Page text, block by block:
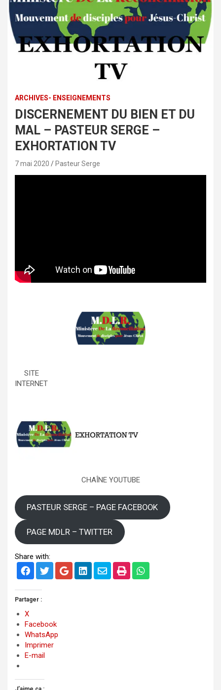
ARCHIVES- ENSEIGNEMENTS
DISCERNEMENT DU BIEN ET DU
MAL – PASTEUR SERGE –
EXHORTATION TV
7 mai 2020 Pasteur Serge
SITE
INTERNET
CHAÎNE YOUTUBE
PASTEUR SERGE – PAGE FACEBOOK
PAGE MDLR – TWITTER
Share with:
Partager :
X
Facebook
WhatsApp
Imprimer
E-mail